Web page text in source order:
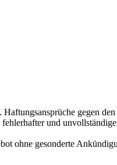
gegen
und
ohne gesonderte